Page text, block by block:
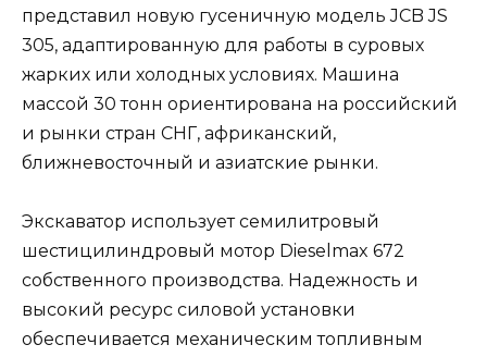
представил новую гусеничную модель JCB JS
305, адаптированную для работы в суровых
жарких или холодных условиях. Машина
массой 30 тонн ориентирована на российский
и рынки стран СНГ, африканский,
ближневосточный и азиатские рынки.
Экскаватор использует семилитровый
шестицилиндровый мотор Dieselmax 672
собственного производства. Надежность и
высокий ресурс силовой установки
обеспечивается механическим топливным